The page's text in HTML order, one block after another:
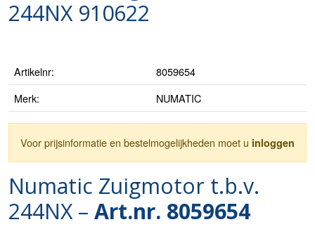
244NX 910622
Artikelnr:
8059654
Merk:
NUMATIC
Voor prijsinformatie en bestelmogelijkheden moet u inloggen
Numatic Zuigmotor t.b.v.
244NX – Art.nr. 8059654